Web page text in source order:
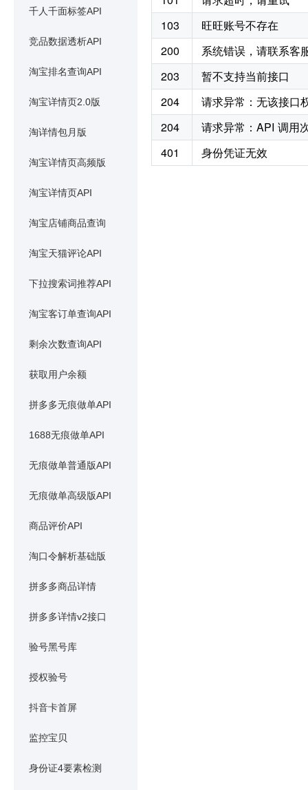
千人千面标签API
竞品数据透析API
淘宝排名查询API
淘宝详情页2.0版
淘详情包月版
淘宝详情页高频版
淘宝详情页API
淘宝店铺商品查询
淘宝天猫评论API
下拉搜索词推荐API
淘宝客订单查询API
剩余次数查询API
获取用户余额
拼多多无痕做单API
1688无痕做单API
无痕做单普通版API
无痕做单高级版API
商品评价API
淘口令解析基础版
拼多多商品详情
拼多多详情v2接口
验号黑号库
授权验号
抖音卡首屏
监控宝贝
身份证4要素检测
103
旺旺账号不存在
200
系统错误，请联系客
203
暂不支持当前接口
204
请求异常：无该接口
204
请求异常：API 调用
401
身份凭证无效